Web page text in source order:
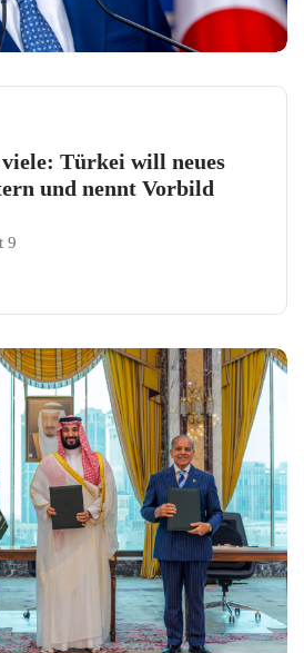
Türkei will neues
und nennt Vorbild
9